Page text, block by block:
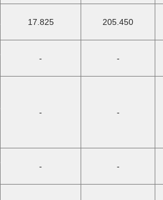
17.825 205.450
- -
- -
- -